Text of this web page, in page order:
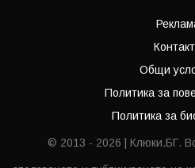
Общи
Политика за
Политика за
© 2013 - 2026 | Клюки.БГ.